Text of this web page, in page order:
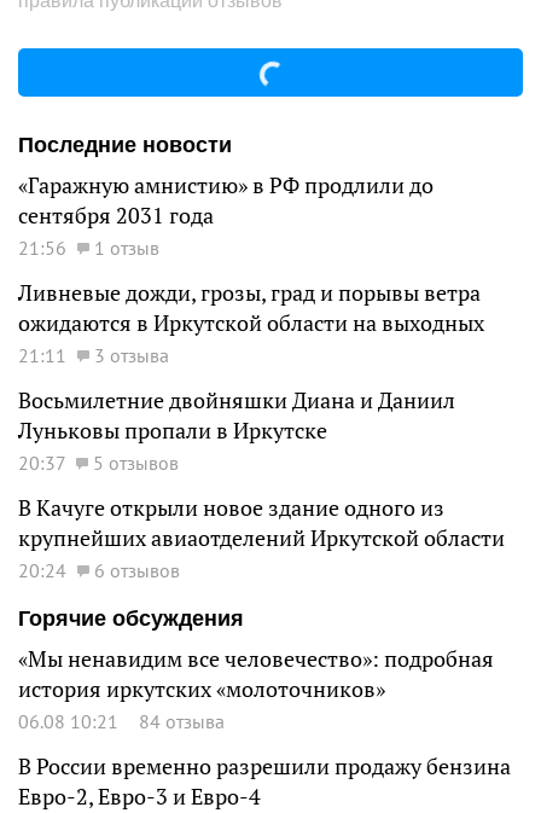
Последние новости
«Гаражную амнистию» в РФ продлили до
сентября 2031 года
21:56 1 отзыв
Ливневые дожди, грозы, град и порывы ветра
ожидаются в Иркутской области на выходных
21:11 3 отзыва
Восьмилетние двойняшки Диана и Даниил
Луньковы пропали в Иркутске
20:37 5 отзывов
В Качуге открыли новое здание одного из
крупнейших авиаотделений Иркутской области
20:24
6 отзывов
Горячие обсуждения
«Мы ненавидим все человечество»: подробная
история иркутских «молоточников»
06.08 10:21 84 отзыва
В России временно разрешили продажу бензина
Евро-2, Евро-3 и Евро-4